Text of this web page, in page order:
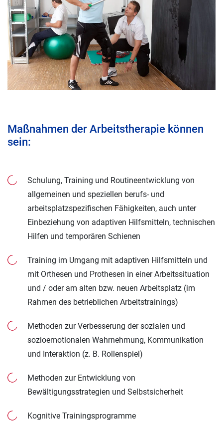
Maßnahmen der Arbeitstherapie können
sein:
Schulung, Training und Routineentwicklung von
allgemeinen und speziellen berufs- und
arbeitsplatzspezifischen Fähigkeiten, auch unter
Einbeziehung von adaptiven Hilfsmitteln, technischen
Hilfen und temporären Schienen
Training im Umgang mit adaptiven Hilfsmitteln und
mit Orthesen und Prothesen in einer Arbeitssituation
und / oder am alten bzw. neuen Arbeitsplatz (im
Rahmen des betrieblichen Arbeitstrainings)
Methoden zur Verbesserung der sozialen und
sozioemotionalen Wahrnehmung, Kommunikation
und Interaktion (z. B. Rollenspiel)
Methoden zur Entwicklung von
Bewältigungsstrategien und Selbstsicherheit
Kognitive Trainingsprogramme